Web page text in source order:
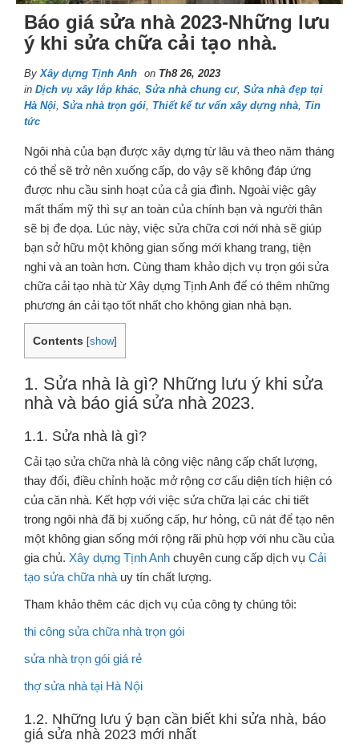
Báo giá sửa nhà 2023-Những lưu
ý khi sửa chữa cải tạo nhà.
ByXây dựng Tịnh Anh on Th8 26, 2023
in Dịch vụ xây lắp khác, Sửa nhà chung cư, Sửa nhà đẹp tại
Hà Nội, Sửa nhà trọn gói, Thiết kế tư vấn xây dựng nhà, Tin
tức
Ngôi nhà của bạn được xây dựng từ lâu và theo năm tháng
có thể sẽ trở nên xuống cấp, do vậy sẽ không đáp ứng
được nhu cầu sinh hoạt của cả gia đình. Ngoài việc gây
mất thẩm mỹ thì sự an toàn của chính bạn và người thân
sẽ bị đe dọa. Lúc này, việc sửa chữa cơi nới nhà sẽ giúp
bạn sở hữu một không gian sống mới khang trang, tiện
nghi và an toàn hơn. Cùng tham khảo dịch vụ trọn gói sửa
chữa cải tạo nhà từ Xây dựng Tịnh Anh để có thêm những
phương án cải tạo tốt nhất cho không gian nhà bạn.
Contents [show]
1. Sửa nhà là gì? Những lưu ý khi sửa
nhà và báo giá sửa nhà 2023.
1.1. Sửa nhà là gì?
Cải tạo sửa chữa nhà là công việc nâng cấp chất lượng,
thay đổi, điều chỉnh hoặc mở rộng cơ cấu diện tích hiện có
của căn nhà. Kết hợp với việc sửa chữa lại các chi tiết
trong ngôi nhà đã bị xuống cấp, hư hỏng, cũ nát để tạo nên
một không gian sống mới rộng rãi phù hợp với nhu cầu của
gia chủ. Xây dựng Tịnh Anh chuyên cung cấp dịch vụ Cải
tạo sửa chữa nhà uy tín chất lượng.
Tham khảo thêm các dịch vụ của công ty chúng tôi:
thi công sửa chữa nhà trọn gói
sửa nhà trọn gói giá rẻ
thợ sửa nhà tại Hà Nội
1.2. Những lưu ý bạn cần biết khi sửa nhà, báo
giá sửa nhà 2023 mới nhất